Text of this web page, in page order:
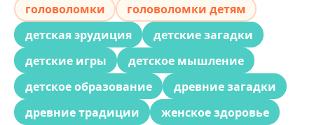
головоломки
головоломки детям
детская эрудиция
детские загадки
детские игры
детское мышление
детское образование
древние загадки
древние традиции
женское здоровье